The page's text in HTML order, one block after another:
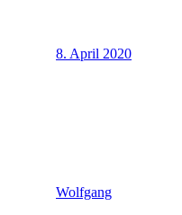
8. April 2020
Wolfgang